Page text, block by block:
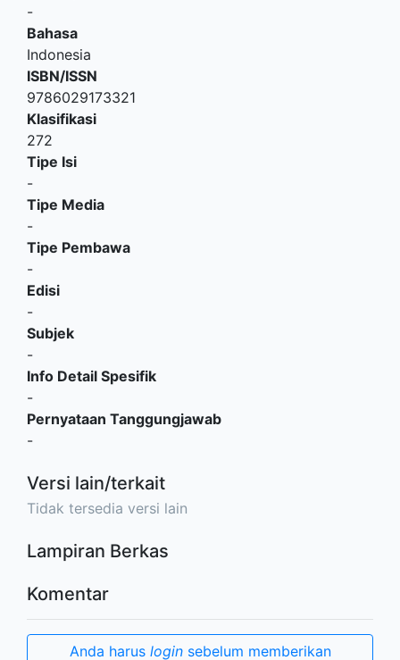
-
Bahasa
Indonesia
ISBN/ISSN
9786029173321
Klasifikasi
272
Tipe Isi
-
Tipe Media
-
Tipe Pembawa
-
Edisi
-
Subjek
-
Info Detail Spesifik
-
Pernyataan Tanggungjawab
-
Versi lain/terkait
Tidak tersedia versi lain
Lampiran Berkas
Komentar
Anda harus loginsebelum memberikan